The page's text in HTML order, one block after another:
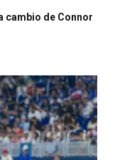
cambio de Connor